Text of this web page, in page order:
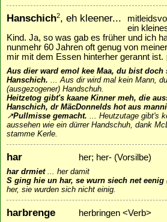
Hanschich2, eh kleener...
ein
Kind. Ja, so was gab es früher und ich
nunmehr 60 Jahren oft genug von
mir mit dem Essen hinterher gerannt ist. [
Aus dier ward emol kee Maa, du bist doch
Hanschich. ...Aus dir wird mal kein Mann,
(ausgezogener) Handschuh.
Heitzetog gibt's kaane Kinner meh, die
Hanschich, dr MäcDonnelds hot aus
↗Pullmisse gemacht. ... Heutzutage gibt's
aussehen wie ein dürrer Handschuh, dank
stamme Kerle.
har her; her- (Vorsilbe)
har drmiet... her damit
S ging hie un har, se wurn siech net eenig
her, sie wurden sich nicht einig.
harbrenge herbringen <Verb>